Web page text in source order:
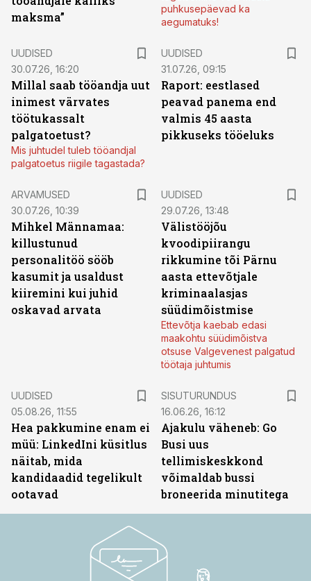
maksma”
puhkusepäevad ka
aegumatuks!
UUDISED
30.07.26, 16:20
Millal saab tööandja uut
inimest värvates
töötukassalt
palgatoetust?
Mis juhtudel tuleb tööandjal
palgatoetus riigile tagastada?
UUDISED
31.07.26, 09:15
Raport: eestlased
peavad panema end
valmis 45 aasta
pikkuseks tööeluks
ARVAMUSED
30.07.26, 10:39
Mihkel Männamaa:
killustunud
personalitöö sööb
kasumit ja usaldust
kiiremini kui juhid
oskavad arvata
UUDISED
29.07.26, 13:48
Välistööjõu
kvoodipiirangu
rikkumine tõi Pärnu
aasta ettevõtjale
kriminaalasjas
süüdimõistmise
Ettevõtja kaebab edasi
maakohtu süüdimõistva
otsuse Valgevenest palgatud
töötaja juhtumis
UUDISED
05.08.26, 11:55
Hea pakkumine enam ei
müü: LinkedIni küsitlus
näitab, mida
kandidaadid tegelikult
ootavad
SISUTURUNDUS
16.06.26, 16:12
Ajakulu väheneb: Go
Busi uus
tellimiskeskkond
võimaldab bussi
broneerida minutitega